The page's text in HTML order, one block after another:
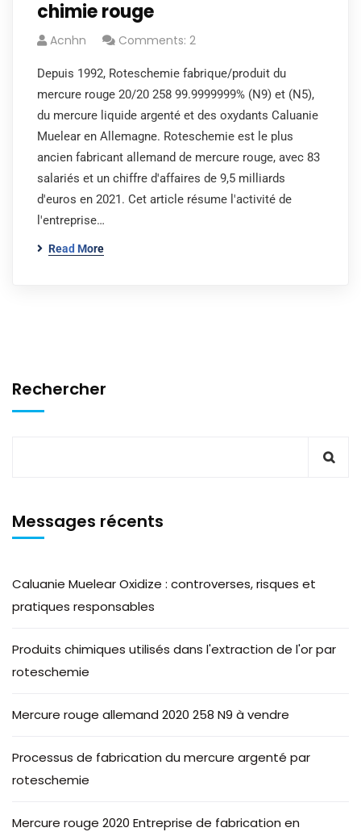
chimie rouge
Acnhn Comments: 2
Depuis 1992, Roteschemie fabrique/produit du
mercure rouge 20/20 258 99.9999999% (N9) et (N5),
du mercure liquide argenté et des oxydants Caluanie
Muelear en Allemagne. Roteschemie est le plus
ancien fabricant allemand de mercure rouge, avec 83
salariés et un chiffre d'affaires de 9,5 milliards
d'euros en 2021. Cet article résume l'activité de
l'entreprise…
Read More
Rechercher
Messages récents
Caluanie Muelear Oxidize : controverses, risques et
pratiques responsables
Produits chimiques utilisés dans l'extraction de l'or par
roteschemie
Mercure rouge allemand 2020 258 N9 à vendre
Processus de fabrication du mercure argenté par
roteschemie
Mercure rouge 2020 Entreprise de fabrication en